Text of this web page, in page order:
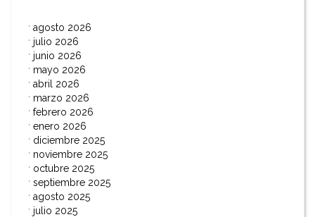
agosto 2026
julio 2026
junio 2026
mayo 2026
abril 2026
marzo 2026
febrero 2026
enero 2026
diciembre 2025
noviembre 2025
octubre 2025
septiembre 2025
agosto 2025
julio 2025